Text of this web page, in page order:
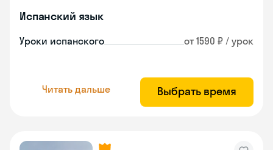
Испанский язык
Уроки испанского от 1590 ₽ / урок
Читать дальше Выбрать время